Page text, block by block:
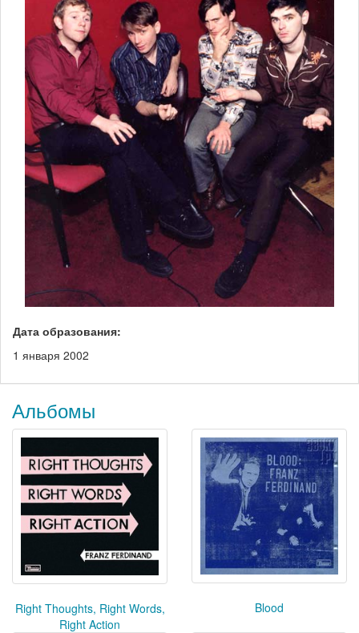
Дата образования:
1 января 2002
Альбомы
Right Thoughts, Right Words,
Right Action
Blood